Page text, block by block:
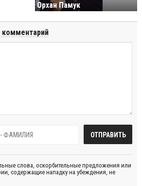
Орхан Памук
комментарий
слова, оскорбительные предложения или
содержащие нападку на убеждения, не